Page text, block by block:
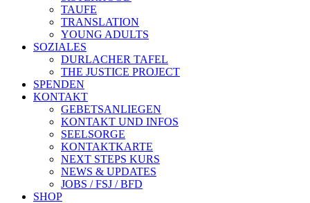
TAUFE
TRANSLATION
YOUNG ADULTS
SOZIALES
DURLACHER TAFEL
THE JUSTICE PROJECT
SPENDEN
KONTAKT
GEBETSANLIEGEN
KONTAKT UND INFOS
SEELSORGE
KONTAKTKARTE
NEXT STEPS KURS
NEWS & UPDATES
JOBS / FSJ / BFD
SHOP